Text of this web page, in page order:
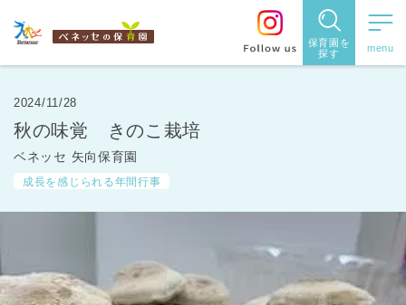
保育園を
探す
保育園を探す
住所・駅
2024/11/28
秋の味覚 きのこ栽培
ベネッセ 矢向保育園
成長を感じられる年間行事